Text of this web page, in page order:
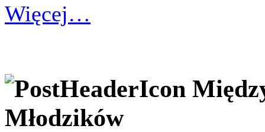
Więcej…
Młodzików